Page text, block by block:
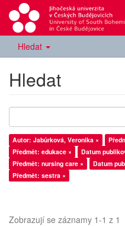
Hledat
Hledat
Autor: Jabůrková, Veronika ×
Předmět: edukace ×
Datum
Předmět: nursing care ×
Datum
Předmět: sestra ×
Zobrazují se záznamy 1-1 z 1